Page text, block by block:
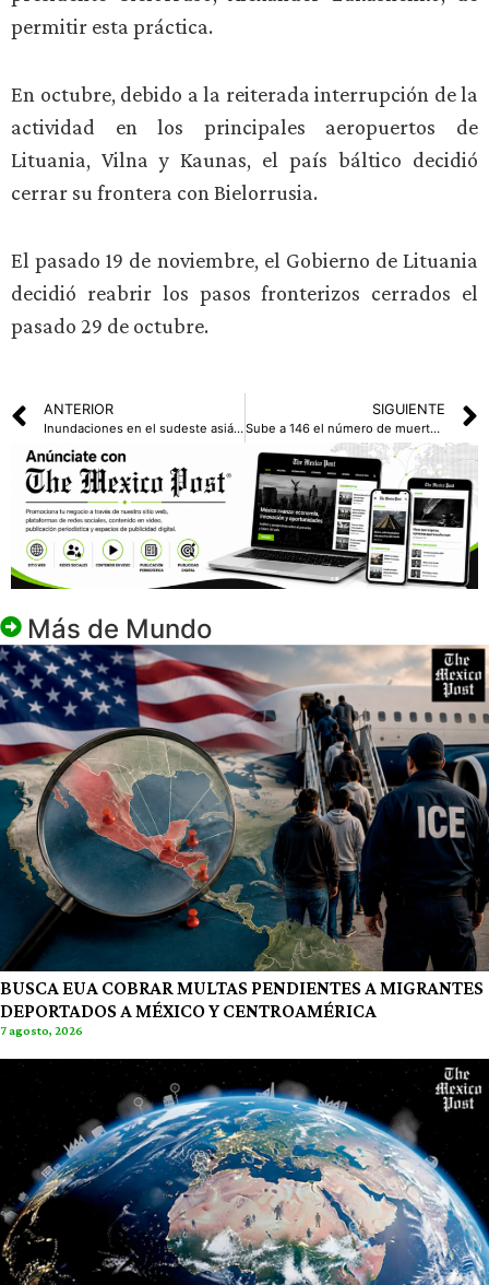
permitir esta práctica.
En octubre, debido a la reiterada interrupción de la
actividad en los principales aeropuertos de
Lituania, Vilna y Kaunas, el país báltico decidió
cerrar su frontera con Bielorrusia.
El pasado 19 de noviembre, el Gobierno de Lituania
decidió reabrir los pasos fronterizos cerrados el
pasado 29 de octubre.
ANTERIOR
Inundaciones en el sudeste asiático han dejado más de 800 muertos y miles de damnificados
SIGUIENTE
Sube a 146 el número de muertos por incendio en Hong Kong
Más de Mundo
BUSCA EUA COBRAR MULTAS PENDIENTES A MIGRANTES
DEPORTADOS A MÉXICO Y CENTROAMÉRICA
7 agosto, 2026